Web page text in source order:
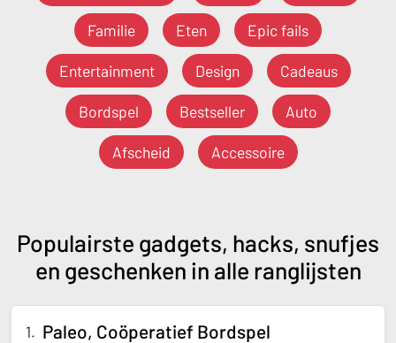
Familie Eten Epic fails
Entertainment Design Cadeaus
Bordspel Bestseller Auto
Afscheid Accessoire
Populairste gadgets, hacks, snufjes
en geschenken in alle ranglijsten
Paleo, Coöperatief Bordspel